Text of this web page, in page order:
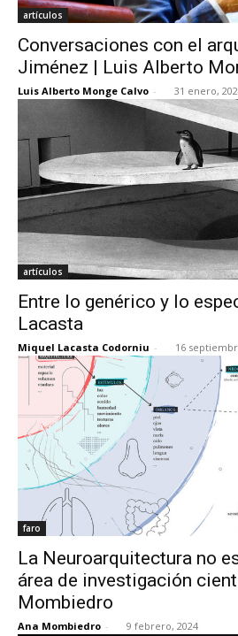
artículos
Conversaciones con el
Jiménez | Luis Alberto
Luis Alberto Monge Calvo - 31 enero,
artículos
Entre lo genérico y lo
Lacasta
Miquel Lacasta Codorniu - 16
faro
La Neuroarquitectura no
área de investigación
Mombiedro
Ana Mombiedro - 9 febrero, 2024